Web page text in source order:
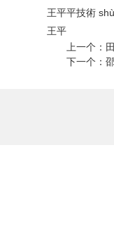
王平平技術
王平
上一个：
下一个：